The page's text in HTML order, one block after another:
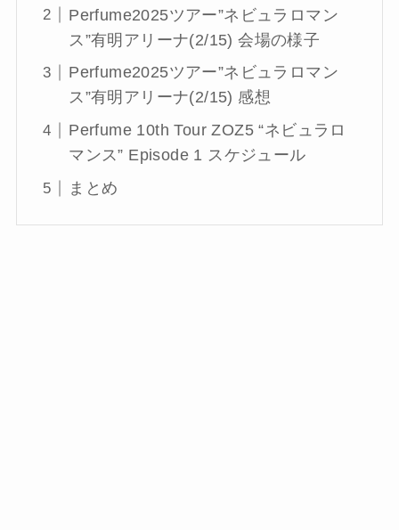
Perfume2025ツアー”ネビュラロマン
ス”有明アリーナ(2/15) 会場の様子
Perfume2025ツアー”ネビュラロマン
ス”有明アリーナ(2/15) 感想
Perfume 10th Tour ZOZ5 “ネビュラロ
マンス” Episode 1 スケジュール
まとめ